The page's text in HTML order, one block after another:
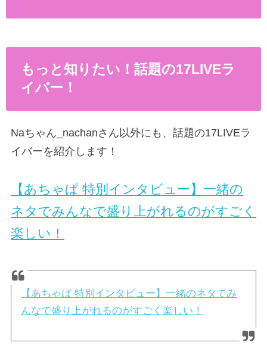
もっと知りたい！話題の17LIVEラ
イバー！
Naちゃん_nachanさん以外にも、話題の17LIVEラ
イバーを紹介します！
【あちゃぱ 特別インタビュー】一緒の
ネタでみんなで盛り上がれるのがすごく
楽しい！
【あちゃぱ 特別インタビュー】一緒のネタでみ
んなで盛り上がれるのがすごく楽しい！